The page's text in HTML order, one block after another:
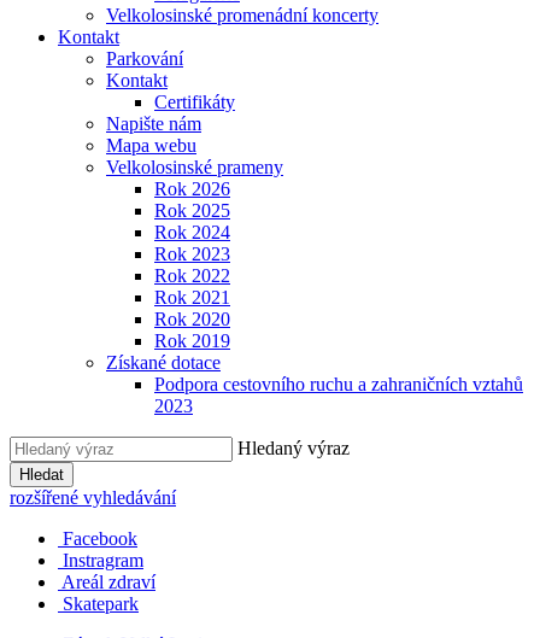
Velkolosinské promenádní koncerty
Kontakt
Parkování
Kontakt
Certifikáty
Napište nám
Mapa webu
Velkolosinské prameny
Rok 2026
Rok 2025
Rok 2024
Rok 2023
Rok 2022
Rok 2021
Rok 2020
Rok 2019
Získané dotace
Podpora cestovního ruchu a zahraničních vztahů
2023
Hledaný výraz
Hledat
rozšířené vyhledávání
Facebook
Instragram
Areál zdraví
Skatepark